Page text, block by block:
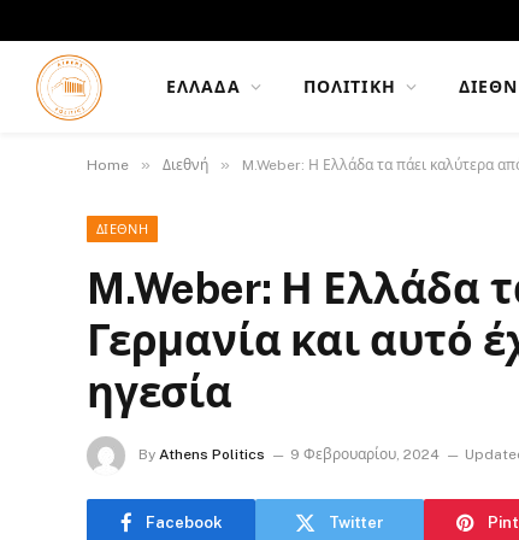
ΕΛΛΆΔΑ ΠΟΛΙΤΙΚΉ
Home » Διεθνή » M.Weber: Η Ελλάδα τα πάει καλύτερα
ΔΙΕΘΝΉ
M.Weber: Η Ελλάδα
Γερμανία και αυτό
ηγεσία
By Athens Politics 9 Φεβρουαρίου, 2024
Facebook Twitter